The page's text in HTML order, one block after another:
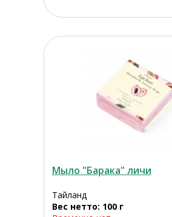
Мыло "Барака" личи
Тайланд
Вес нетто: 100 г